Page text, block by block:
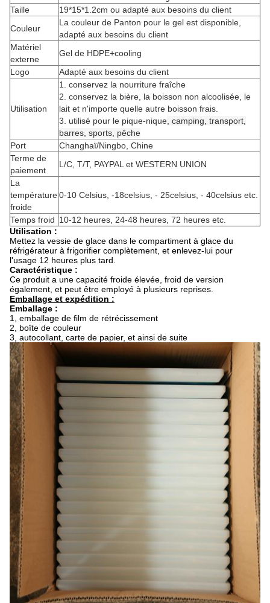
Taille
19*15*1.2cm ou adapté aux besoins du client
Couleur
La couleur de Panton pour le gel est disponible,
adapté aux besoins du client
Matériel
externe
Gel de HDPE+cooling
Logo
Adapté aux besoins du client
Utilisation
1. conservez la nourriture fraîche
2. conservez la bière, la boisson non alcoolisée, le
lait et n'importe quelle autre boisson frais.
3. utilisé pour le pique-nique , camping, transport,
barres, sports, pêche
Port
Changhaï/Ningbo, Chine
Terme de
paiement
L/C, T/T, PAYPAL et WESTERN UNION
La
température
froide
0-10 Celsius, -18celsius, - 25celsius, - 40celsius etc.
Temps froid 10-12 heures, 24-48 heures, 72 heures etc.
Utilisation :
Mettez la vessie de glace dans le compartiment à glace du
réfrigérateur à frigorifier complètement, et enlevez-lui pour
l'usage 12 heures plus tard.
Caractéristique :
Ce produit a une capacité froide élevée, froid de version
également, et peut être employé à plusieurs reprises.
Emballage et expédition :
Emballage :
1, emballage de film de rétrécissement
2, boîte de couleur
3, autocollant, carte de papier, et ainsi de suite